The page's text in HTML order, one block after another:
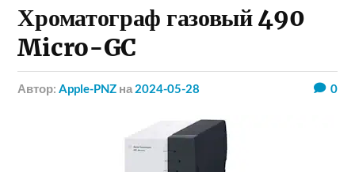
Хроматограф газовый 490
Micro-GC
Автор:Apple-PNZ на 2024-05-28 0